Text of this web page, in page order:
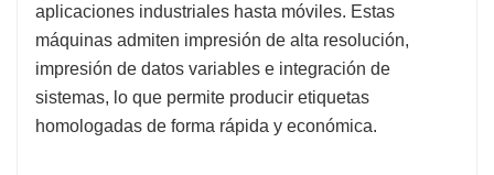
aplicaciones industriales hasta móviles. Estas
máquinas admiten impresión de alta resolución,
impresión de datos variables e integración de
sistemas, lo que permite producir etiquetas
homologadas de forma rápida y económica.